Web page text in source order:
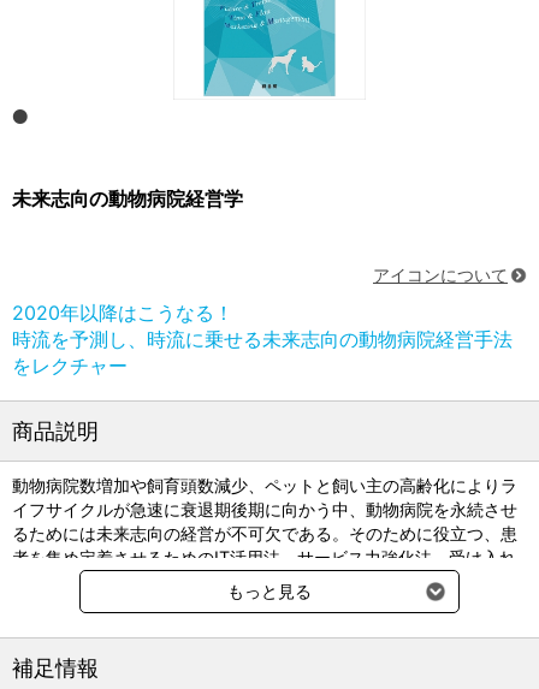
未来志向の動物病院経営学
アイコンについて
2020年以降はこうなる！
時流を予測し、時流に乗せる未来志向の動物病院経営手法
をレクチャー
商品説明
動物病院数増加や飼育頭数減少、ペットと飼い主の高齢化によりラ
イフサイクルが急速に衰退期後期に向かう中、動物病院を永続させ
るためには未来志向の経営が不可欠である。そのために役立つ、患
者を集め定着させるためのIT活用法、サービス力強化法、受け入れ
られやすい単価の上げ方、スタッフのマネジメント法、実務効率化
のための方法などを多くの図表や実例とともにわかりやすく解説。
もっと見る
補足情報